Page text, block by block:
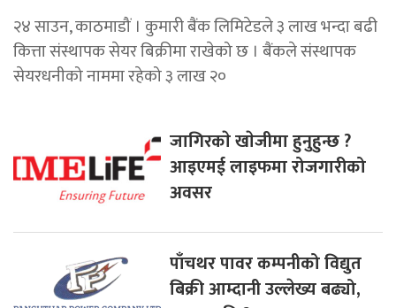
२४ साउन, काठमाडौं । कुमारी बैंक लिमिटेडले ३ लाख भन्दा बढी
कित्ता संस्थापक सेयर बिक्रीमा राखेको छ । बैंकले संस्थापक
सेयरधनीको नाममा रहेको ३ लाख २०
जागिरकाे खाेजीमा हुनुहुन्छ ?
आइएमई लाइफमा रोजगारीको
अवसर
पाँचथर पावर कम्पनीको विद्युत
बिक्री आम्दानी उल्लेख्य बढ्यो,